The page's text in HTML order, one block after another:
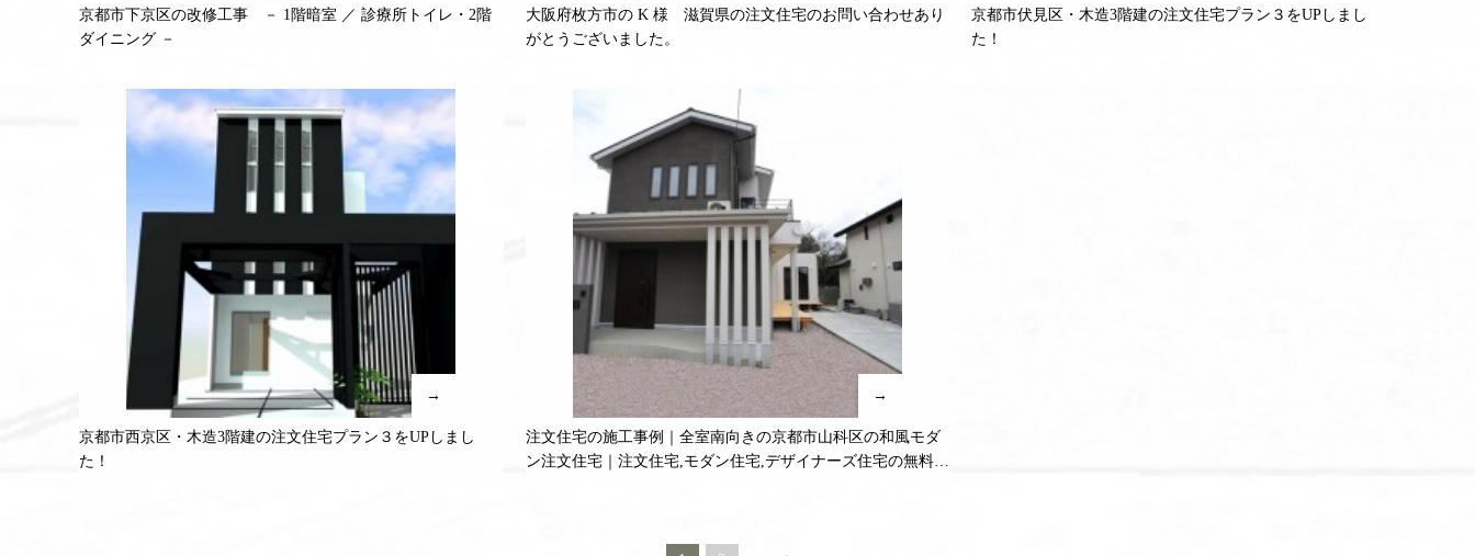
京都市下京区の改修工事 － 1階暗室 ／ 診療所トイレ・2階
ダイニング －
大阪府枚方市の K 様 滋賀県の注文住宅のお問い合わせあり
がとうございました。
京都市伏見区・木造3階建の注文住宅プラン３をUPしまし
た！
→
京都市西京区・木造3階建の注文住宅プラン３をUPしまし
た！
→
注文住宅の施工事例｜全室南向きの京都市山科区の和風モダ
ン注文住宅｜注文住宅,モダン住宅,デザイナーズ住宅の無料相